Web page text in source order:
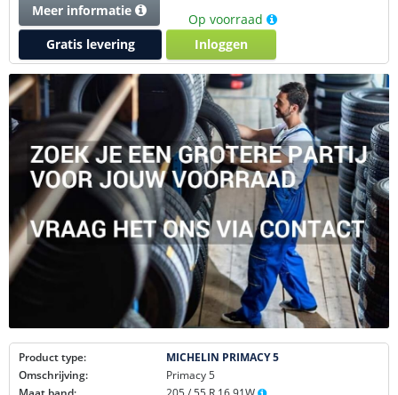
Op voorraad
Inloggen
Meer informatie
Gratis levering
Product type:
MICHELIN PRIMACY 5
Omschrijving:
Primacy 5